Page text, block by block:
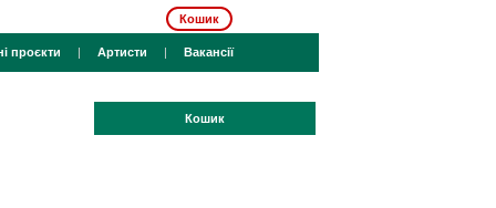
Кошик
проєкти | Артисти | Вакансії
Кошик